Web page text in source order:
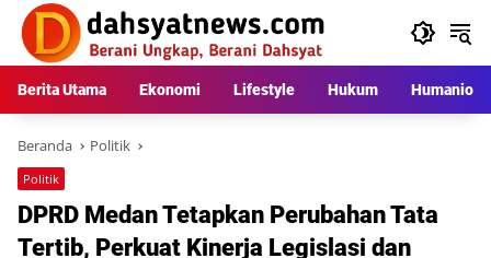
Langsung
konten
Berita Utama Ekonomi Lifestyle Hukum Humaniora
Beranda Politik
Politik
DPRD Medan Tetapkan Perubahan Tata
Tertib, Perkuat Kinerja Legislasi dan